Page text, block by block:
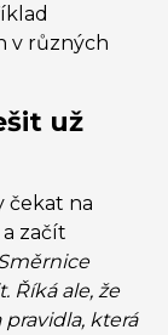
v různých
už
čekat na
začít
Říká ale, že
která